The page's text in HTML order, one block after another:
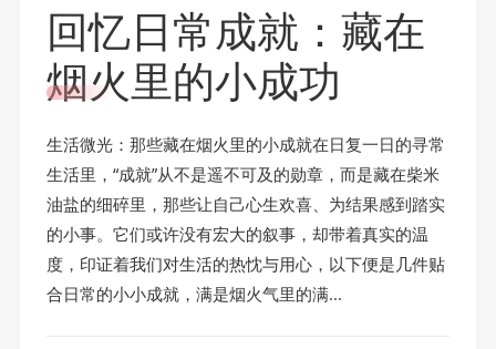
回忆日常成就：藏在
烟火里的小成功
生活微光：那些藏在烟火里的小成就在日复一日的寻常
生活里，“成就”从不是遥不可及的勋章，而是藏在柴米
油盐的细碎里，那些让自己心生欢喜、为结果感到踏实
的小事。它们或许没有宏大的叙事，却带着真实的温
度，印证着我们对生活的热忱与用心，以下便是几件贴
合日常的小小成就，满是烟火气里的满...